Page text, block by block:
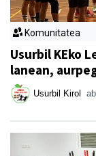
Komunitatea
Usurbil KEko
lanean,
Usurbil Kirol